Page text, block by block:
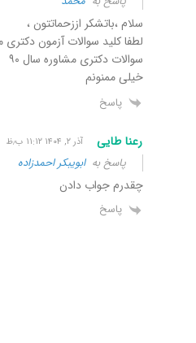
سلام ،باتشکر اززحماتتون ،
سوالات دکتری مشاوره سال ۹۰
خیلی ممنونم
پاسخ
رعنا طایی آذر ۲, ۱۴۰۴ ۱۱:۱۲ ب٫ظ
پاسخ بهابویبکر احمدزاده
چقدرم جواب دادن
پاسخ